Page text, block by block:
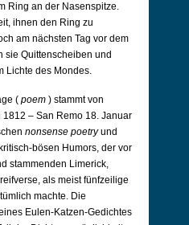
Ring an der Nasenspitze.
ihnen den Ring zu
am nächsten Tag vor dem
sie Quittenscheiben und
Lichte des Mondes.
( poem ) stammt von
– San Remo 18. Januar
nonsense poetryund
bösen Humors, der vor
stammenden Limerick,
als meist fünfzeilige
machte. Die
Eulen-Katzen-Gedichtes